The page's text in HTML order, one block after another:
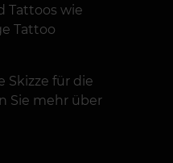
Tattoos wie
Tattoo
Skizze für die
Sie mehr über